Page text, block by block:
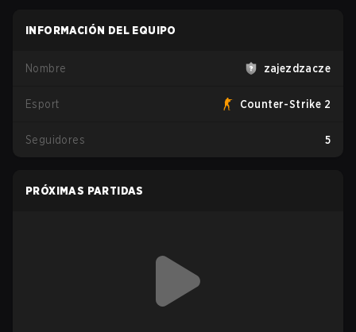
INFORMACIÓN DEL EQUIPO
Nombre zajezdzacze
Esport Counter-Strike 2
Seguidores 5
PRÓXIMAS PARTIDAS